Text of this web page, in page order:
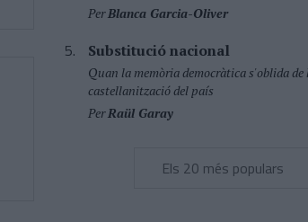
PerBlanca Garcia-Oliver
Substitució nacional
Quan la memòria democràtica s'oblida de
castellanització del país
PerRaül Garay
Els 20 més populars